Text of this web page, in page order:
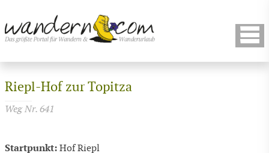
Riepl-Hof zur Topitza
Weg Nr. 641
Startpunkt: Hof Riepl